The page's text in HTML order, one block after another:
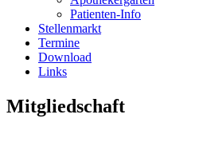
Patienten-Info
Stellenmarkt
Termine
Download
Links
Mitgliedschaft